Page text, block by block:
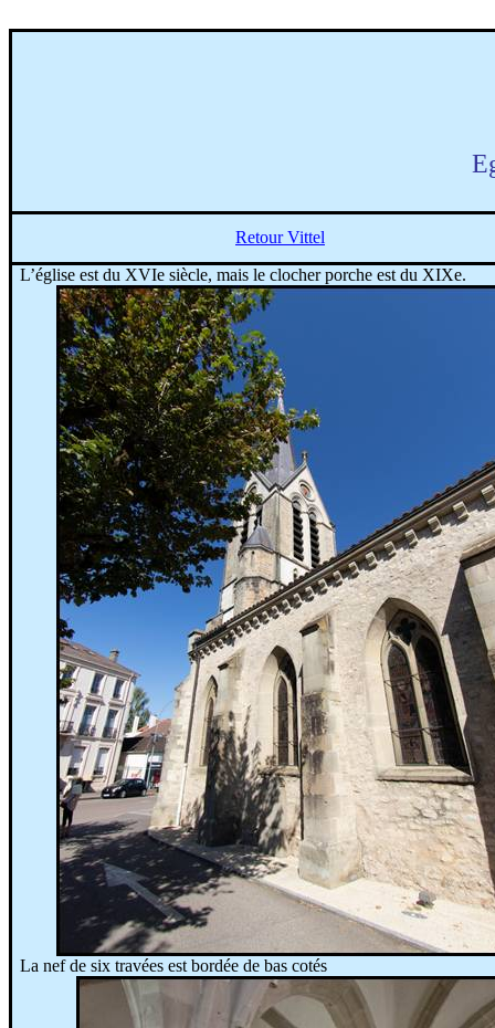
Retour Vittel
L’église est du XVIe siècle, mais le clocher porche est du XIXe.
La nef de six travées est bordée de bas cotés